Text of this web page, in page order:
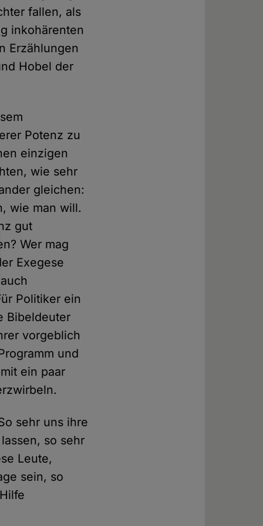
fallen, als
inkohärenten
Erzählungen
Hobel der
Potenz zu
einzigen
wie sehr
gleichen:
wie man will.
gut
Wer mag
Exegese
Politiker ein
Bibeldeuter
vorgeblich
und
ein paar
sehr uns ihre
so sehr
Leute,
sein, so